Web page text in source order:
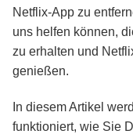
Netflix-App zu
uns helfen können,
zu erhalten und
genießen.
In diesem Artikel
funktioniert, wie Sie